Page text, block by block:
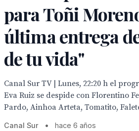
para Toñi
última entrega
de tu vida"
Canal Sur TV | Lunes, 22:20 h el
Eva Ruiz se despide con Florentino
Pardo, Ainhoa Arteta, Tomatito,
Canal Sur • hace 6 años